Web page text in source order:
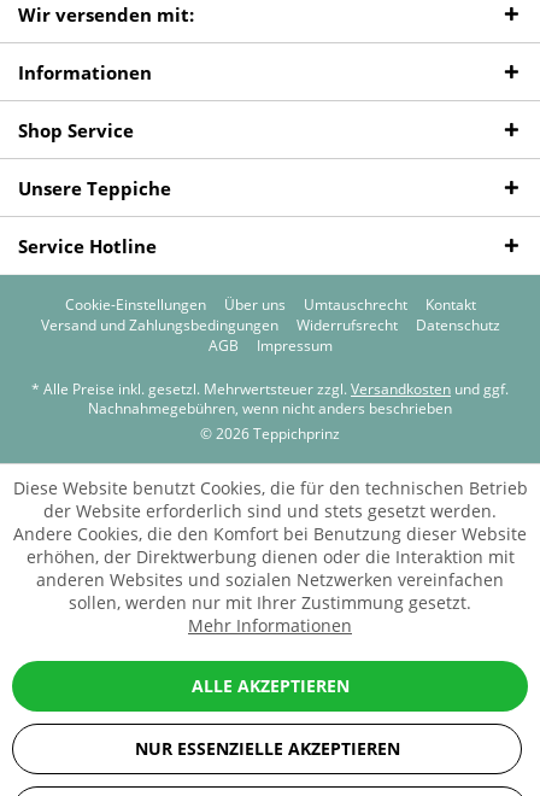
Wir versenden mit:
Informationen
Shop Service
Unsere Teppiche
Service Hotline
Cookie-Einstellungen Über uns Umtauschrecht
Kontakt
Versand und Zahlungsbedingungen
Widerrufsrecht
Datenschutz
AGB
Impressum
* Alle Preise inkl. gesetzl. Mehrwertsteuer zzgl. Versandkosten und ggf.
Nachnahmegebühren, wenn nicht anders beschrieben
© 2026 Teppichprinz
Diese Website benutzt Cookies, die für den technischen Betrieb
der Website erforderlich sind und stets gesetzt werden.
Andere Cookies, die den Komfort bei Benutzung dieser Website
erhöhen, der Direktwerbung dienen oder die Interaktion mit
anderen Websites und sozialen Netzwerken vereinfachen
sollen, werden nur mit Ihrer Zustimmung gesetzt.
Mehr Informationen
NUR ESSENZIELLE AKZEPTIEREN
ALLE AKZEPTIEREN
SEHR GUT (5 / 5)